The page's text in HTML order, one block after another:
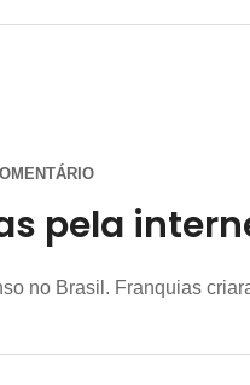
pela
no Brasil. Franquias